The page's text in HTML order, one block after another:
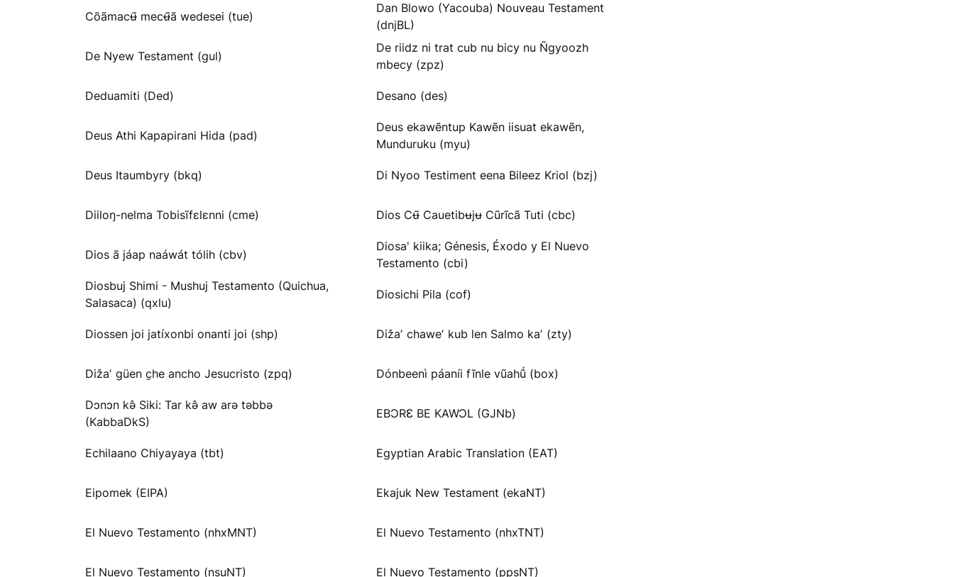
Cõãmacʉ̃ mecʉ̃ã wedesei (tue)
Dan Blowo (Yacouba) Nouveau Testament
(dnjBL)
De Nyew Testament (gul)
De riidz ni trat cub nu bicy nu Ñgyoozh
mbecy (zpz)
Deduamiti (Ded) Desano (des)
Deus Athi Kapapirani Hida (pad)
Deus ekawẽntup Kawẽn iisuat ekawẽn,
Munduruku (myu)
Deus Itaumbyry (bkq) Di Nyoo Testiment eena Bileez Kriol (bzj)
Diiloŋ-nelma Tobisĩfɛlɛnni (cme) Dios Cʉ̃ Cauetibʉjʉ Cũrĩcã Tuti (cbc)
Dios ã jáap naáwát tólih (cbv)
Diosa' kiika; Génesis, Éxodo y El Nuevo
Testamento (cbi)
Diosbuj Shimi - Mushuj Testamento (Quichua,
Salasaca) (qxlu)
Diosichi Pila (cof)
Diossen joi jatíxonbi onanti joi (shp) Dižaʼ chaweʼ kub len Salmo kaʼ (zty)
Dižaʼ güen c̱he ancho Jesucristo (zpq) Dónbeenì páaníi fĩnle vũahṹ (box)
Dɔnɔn kə̂ Siki: Tar kə̂ aw arə təbbə
(KabbaDkS)
EBƆRƐ BE KAWƆL (GJNb)
Echilaano Chiyayaya (tbt) Egyptian Arabic Translation (EAT)
Eipomek (EIPA) Ekajuk New Testament (ekaNT)
El Nuevo Testamento (nhxMNT) El Nuevo Testamento (nhxTNT)
El Nuevo Testamento (nsuNT) El Nuevo Testamento (ppsNT)